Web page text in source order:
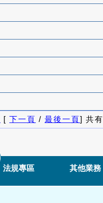
[ 下一頁 / 最後一頁] 共有
法規專區 其他業務